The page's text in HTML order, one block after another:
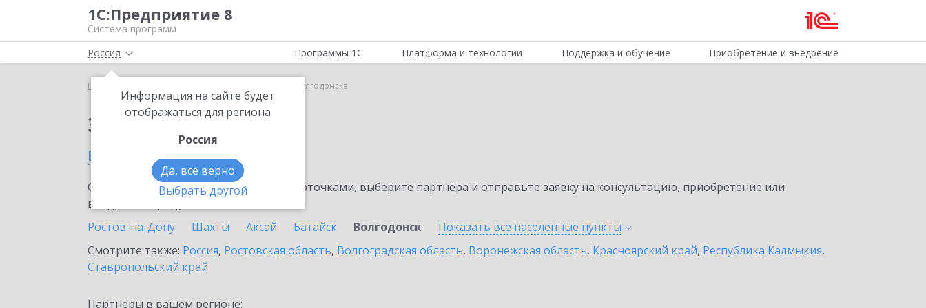
1С:Предприятие 8
Система программ
Россия
Информация на сайте будет
отображаться для региона
Россия
Да, все верно
Выбрать другой
Программы 1С Платформа и технологии Поддержка и обучение Приобретение и внедрение
Главная 1C-Store в Волгодонске
Заказать 1C-Store
в Волгодонске
Ознакомьтесь с информационными карточками, выберите партнёра и отправьте заявку на консультацию, приобретение или
внедрение продукта.
Ростов-на-Дону
Шахты Аксай Батайск Волгодонск Показать все населенные пункты
Смотрите также: Россия, Ростовская область, Волгоградская область, Воронежская область, Красноярский край, Республика Калмыкия,
Ставропольский край
Партнеры в вашем регионе: